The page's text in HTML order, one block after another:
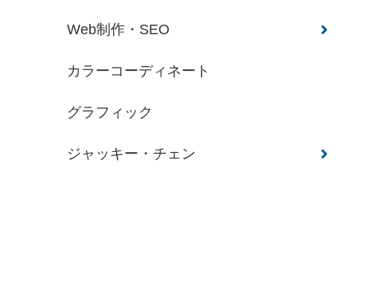
Web制作・SEO
カラーコーディネート
グラフィック
ジャッキー・チェン